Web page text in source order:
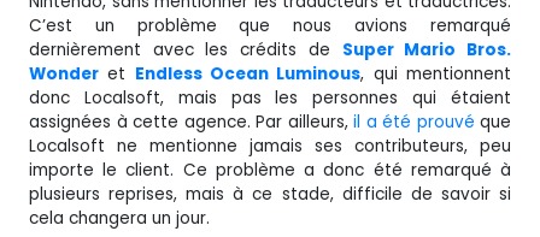
C’est un problème que nous avions remarqué
dernièrement avec les crédits de Super Mario Bros.
Wonder et Endless Ocean Luminous, qui mentionnent
donc Localsoft, mais pas les personnes qui étaient
assignées à cette agence. Par ailleurs, il a été prouvé que
Localsoft ne mentionne jamais ses contributeurs, peu
importe le client. Ce problème a donc été remarqué à
plusieurs reprises, mais à ce stade, difficile de savoir si
cela changera un jour.